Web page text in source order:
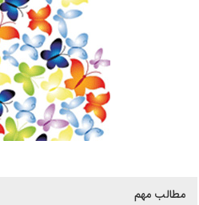
مطالب مهم